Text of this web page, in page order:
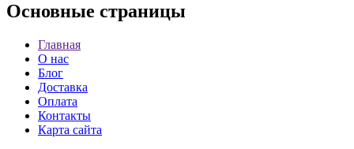
Основные страницы
Главная
О нас
Блог
Доставка
Оплата
Контакты
Карта сайта